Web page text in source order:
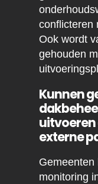
conflicteren
Ook wordt
gehouden
Kunnen
uitvoeren
externe
Gemeenten
monitoring